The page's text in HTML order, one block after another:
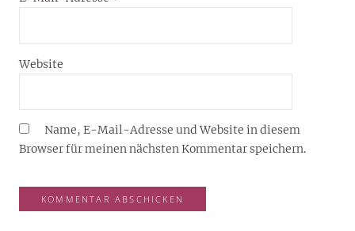
Website
Name, E-Mail-Adresse und Website in diesem
Browser für meinen nächsten Kommentar speichern.